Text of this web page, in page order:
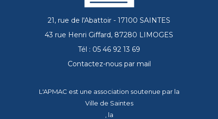
21, rue de l'Abattoir - 17100 SAINTES
43 rue Henri Giffard, 87280 LIMOGES
Tél : 05 46 92 13 69
Contactez-nous par mail
L'APMAC est une association soutenue par la
Ville de Saintes
, la